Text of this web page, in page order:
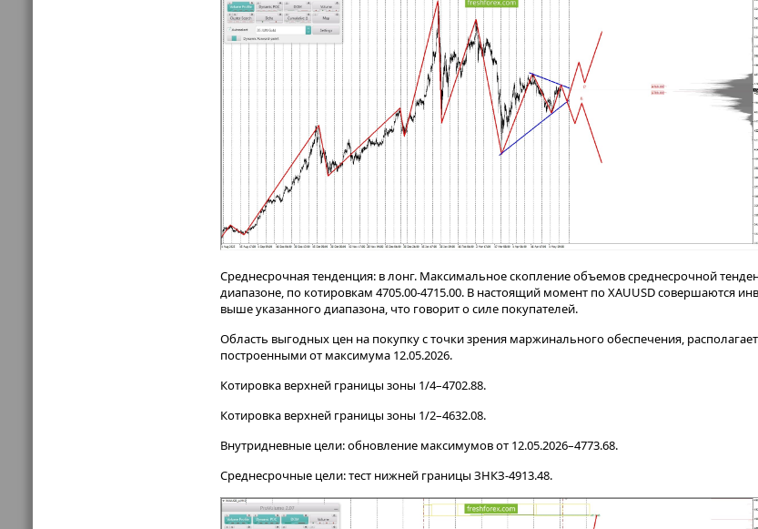
Среднесрочная тенденция: в лонг. Максимальное скопление объемов среднесрочной
диапазоне, по котировкам 4705.00-4715.00. В настоящий момент по XAUUSD совершаются
выше указанного диапазона, что говорит о силе покупателей.
Область выгодных цен на покупку с точки зрения маржинального обеспечения,
построенными от максимума 12.05.2026.
Котировка верхней границы зоны 1/4–4702.88.
Котировка верхней границы зоны 1/2–4632.08.
Внутридневные цели: обновление максимумов от 12.05.2026–4773.68.
Среднесрочные цели: тест нижней границы ЗНКЗ-4913.48.